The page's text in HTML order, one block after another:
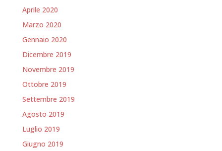
Aprile 2020
Marzo 2020
Gennaio 2020
Dicembre 2019
Novembre 2019
Ottobre 2019
Settembre 2019
Agosto 2019
Luglio 2019
Giugno 2019